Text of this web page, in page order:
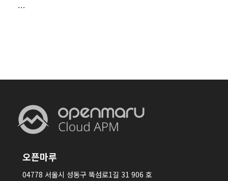
…
오픈마루
04778 서울시 성동구 뚝섬로1길 31 906 호